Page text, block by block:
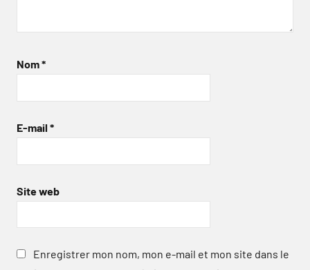
Nom*
E-mail *
Site web
Enregistrer mon nom, mon e-mail et mon site dans le